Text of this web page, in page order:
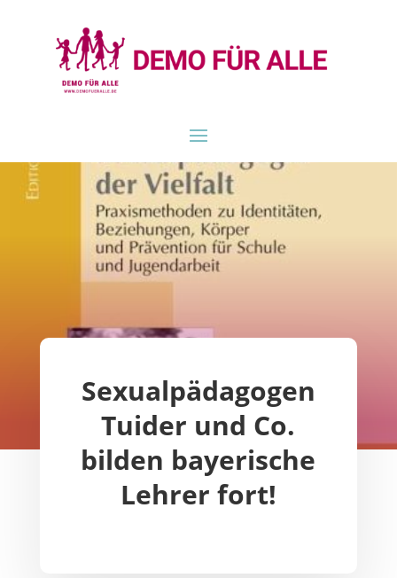
Sexualpädagogen
Tuider und Co.
bilden bayerische
Lehrer fort!